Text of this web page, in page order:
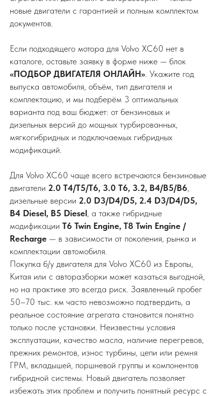
новые двигатели с гарантией и полным комплектом
документов.
Если подходящего мотора для Volvo XC60 нет в
каталоге, оставьте заявку в форме ниже — блок
«ПОДБОР ДВИГАТЕЛЯ ОНЛАЙН» . Укажите год
выпуска автомобиля, объём, тип двигателя и
комплектацию, и мы подберём 3 оптимальных
варианта под ваш бюджет: от бензиновых и
дизельных версий до мощных турбированных,
мягкогибридных и подключаемых гибридных
модификаций.
Для Volvo XC60 чаще всего встречаются бензиновые
двигатели 2.0 T4/T5/T6, 3.0 T6, 3.2, B4/B5/B6
дизельные версии 2.0 D3/D4/D5, 2.4 D3/D4/D5,
B4 Diesel, B5 Diesel , а также гибридные
модификации T6 Twin Engine, T8 Twin Engine /
Recharge — в зависимости от поколения, рынка и
комплектации автомобиля.
Покупка б/у двигателя для Volvo XC60 из Европы,
Китая или с авторазборки может казаться выгодной,
но на практике это всегда риск. Заявленный пробег
50–70 тыс. км часто невозможно подтвердить, а
реальное состояние агрегата становится понятно
только после установки. Неизвестны условия
эксплуатации, качество масла, наличие перегревов,
прежних ремонтов, износ турбины, цепи или ремня
ГРМ, вкладышей, поршневой группы и компонентов
гибридной системы. Новый двигатель позволяет
избежать этих проблем и получить понятный ресурс с